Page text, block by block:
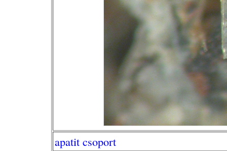
apatit csoport